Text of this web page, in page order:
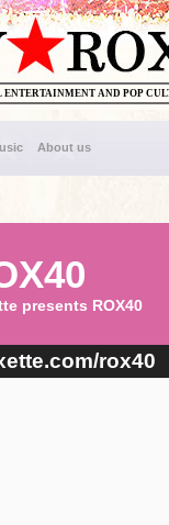
AND POP
About us
presents ROX40
rox40